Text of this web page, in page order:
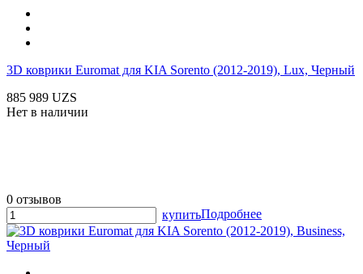
3D коврики Euromat для KIA Sorento (2012-2019), Lux, Черный
885 989 UZS
Нет в наличии
0 отзывов
купитьПодробнее